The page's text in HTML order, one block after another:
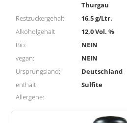
Thurgau
Restzuckergehalt
16,5 g/Ltr.
Alkoholgehalt
12,0 Vol. %
Bio:
NEIN
vegan:
NEIN
Ursprungsland:
Deutschland
enthält
Allergene:
Sulfite